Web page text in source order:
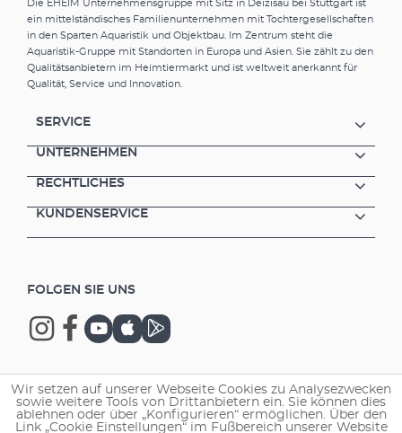
Die EHEIM Unternehmensgruppe mit Sitz in Deizisau bei Stuttgart ist
ein mittelständisches Familienunternehmen mit Tochtergesellschaften
in den Sparten Aquaristik und Objektbau. Im Zentrum steht die
Aquaristik-Gruppe mit Standorten in Europa und Asien. Sie zählt zu den
Qualitätsanbietern im Heimtiermarkt und ist weltweit anerkannt für
Qualität, Service und Innovation.
SERVICE
UNTERNEHMEN
RECHTLICHES
KUNDENSERVICE
FOLGEN SIE UNS
Copyright © 2026 EHEIM GmbH & Co. KG.
Wir setzen auf unserer Webseite Cookies zu Analysezwecken
sowie weitere Tools von Drittanbietern ein. Sie können dies
ablehnen oder über „Konfigurieren“ ermöglichen. Über den
Link „Cookie Einstellungen“ im Fußbereich unserer Website